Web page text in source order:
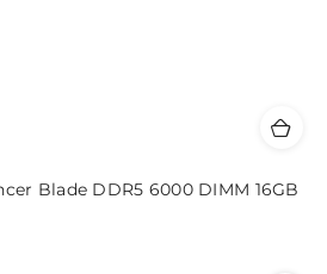
Blade DDR5 6000 DIMM 16GB